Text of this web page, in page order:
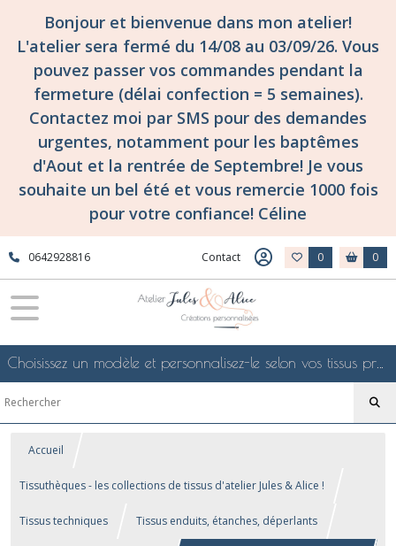
Bonjour et bienvenue dans mon atelier!
L'atelier sera fermé du 14/08 au 03/09/26. Vous
pouvez passer vos commandes pendant la
fermeture (délai confection = 5 semaines).
Contactez moi par SMS pour des demandes
urgentes, notamment pour les baptêmes
d'Aout et la rentrée de Septembre! Je vous
souhaite un bel été et vous remercie 1000 fois
pour votre confiance! Céline
0642928816 Contact 0 0
Choisissez un modèle et personnalisez-le selon vos tissus préférés de mes collections en ligne, je le confectionnerai selon vos souhaits
Accueil
Tissuthèques - les collections de tissus d'atelier Jules & Alice !
Tissus techniques Tissus enduits, étanches, déperlants